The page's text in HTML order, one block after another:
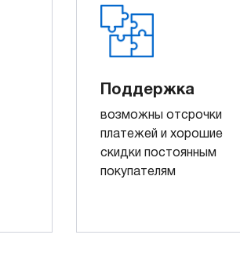
Поддержка
возможны отсрочки
платежей и хорошие
скидки постоянным
покупателям